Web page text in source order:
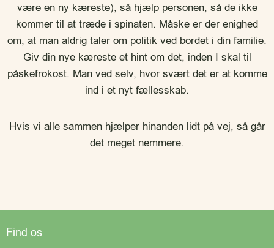
være en ny kæreste), så hjælp personen, så de ikke
kommer til at træde i spinaten. Måske er der enighed
om, at man aldrig taler om politik ved bordet i din familie.
Giv din nye kæreste et hint om det, inden I skal til
påskefrokost. Man ved selv, hvor svært det er at komme
ind i et nyt fællesskab.
Hvis vi alle sammen hjælper hinanden lidt på vej, så går
det meget nemmere.
Find os